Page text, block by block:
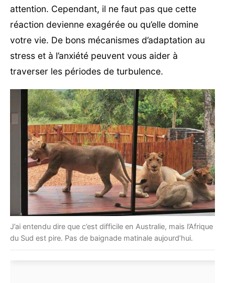
attention. Cependant, il ne faut pas que cette
réaction devienne exagérée ou qu’elle domine
votre vie. De bons mécanismes d’adaptation au
stress et à l’anxiété peuvent vous aider à
traverser les périodes de turbulence.
J’ai entendu dire que c’est difficile en Australie, mais l’Afrique
du Sud est pire. Pas de baignade matinale aujourd’hui.